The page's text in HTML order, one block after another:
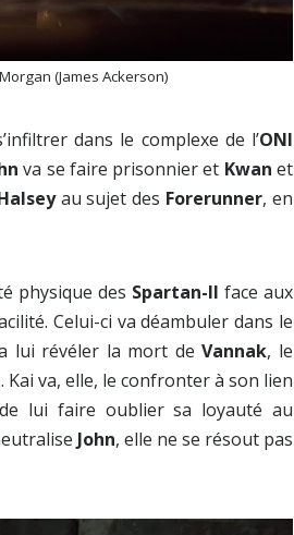
(James Ackerson)
dans le complexe de l’ONI
va se faire prisonnier et Kwan et
au sujet des Forerunner, en
physique des Spartan-II face aux
Celui-ci va déambuler dans le
lui révéler la mort deVannak, le
. Kai va, elle, le confronter à son lien
lui faire oublier sa loyauté au
John, elle ne se résout pas